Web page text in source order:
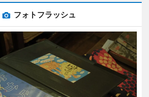
フォトフラッシュ